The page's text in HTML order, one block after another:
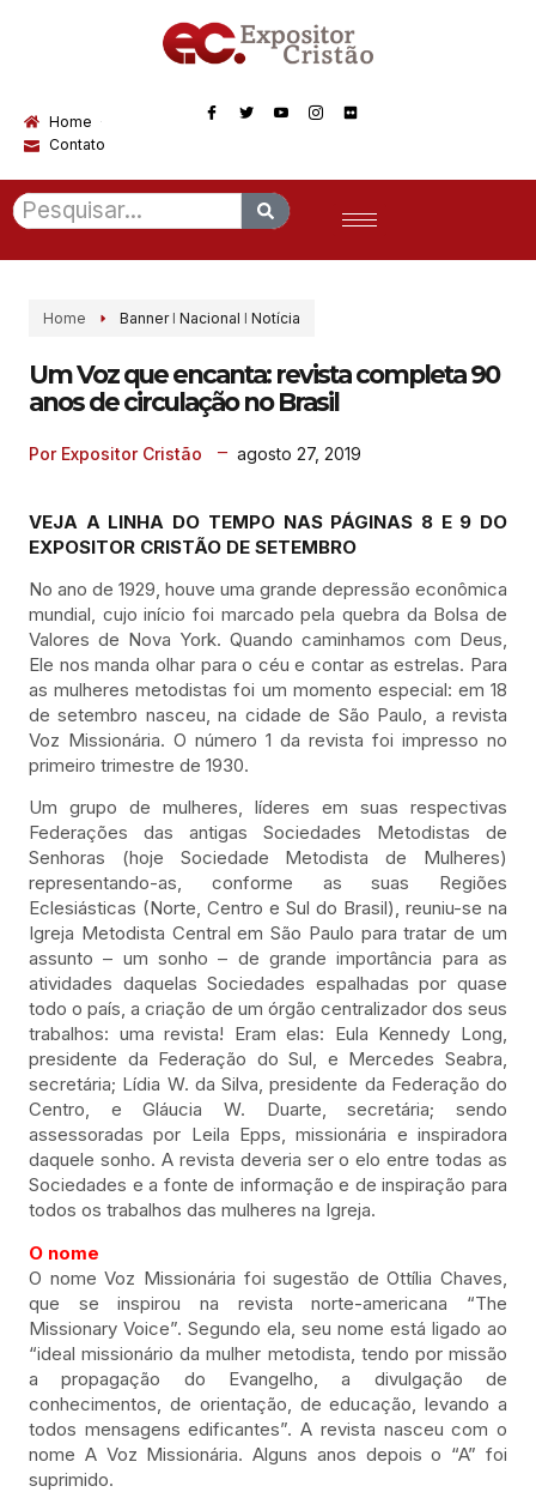
Home
Contato
Home BannerI Nacional I Notícia
Um Voz que encanta: revista completa 90
anos de circulação no Brasil
Por Expositor Cristão agosto 27, 2019
VEJA A LINHA DO TEMPO NAS PÁGINAS 8 E 9 DO
EXPOSITOR CRISTÃO DE SETEMBRO
No ano de 1929, houve uma grande depressão econômica
mundial, cujo início foi marcado pela quebra da Bolsa de
Valores de Nova York. Quando caminhamos com Deus,
Ele nos manda olhar para o céu e contar as estrelas. Para
as mulheres metodistas foi um momento especial: em 18
de setembro nasceu, na cidade de São Paulo, a revista
Voz Missionária. O número 1 da revista foi impresso no
primeiro trimestre de 1930.
Um grupo de mulheres, líderes em suas respectivas
Federações das antigas Sociedades Metodistas de
Senhoras (hoje Sociedade Metodista de Mulheres)
representando-as, conforme as suas Regiões
Eclesiásticas (Norte, Centro e Sul do Brasil), reuniu-se na
Igreja Metodista Central em São Paulo para tratar de um
assunto – um sonho – de grande importância para as
atividades daquelas Sociedades espalhadas por quase
todo o país, a criação de um órgão centralizador dos seus
trabalhos: uma revista! Eram elas: Eula Kennedy Long,
presidente da Federação do Sul, e Mercedes Seabra,
secretária; Lídia W. da Silva, presidente da Federação do
Centro, e Gláucia W. Duarte, secretária; sendo
assessoradas por Leila Epps, missionária e inspiradora
daquele sonho. A revista deveria ser o elo entre todas as
Sociedades e a fonte de informação e de inspiração para
todos os trabalhos das mulheres na Igreja.
O nome
O nome Voz Missionária foi sugestão de Ottília Chaves,
que se inspirou na revista norte-americana “The
Missionary Voice”. Segundo ela, seu nome está ligado ao
“ideal missionário da mulher metodista, tendo por missão
a propagação do Evangelho, a divulgação de
conhecimentos, de orientação, de educação, levando a
todos mensagens edificantes”. A revista nasceu com o
nome A Voz Missionária. Alguns anos depois o “A” foi
suprimido.